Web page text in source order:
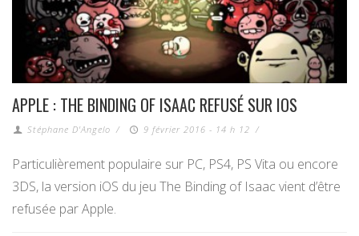
APPLE : THE BINDING OF ISAAC REFUSÉ SUR IOS
Stéphane D'Angelo / 9 février 2016 - 14 h 12 /
Particulièrement populaire sur PC, PS4, PS Vita ou encore
3DS, la version iOS du jeu The Binding of Isaac vient d’être
refusée par Apple.